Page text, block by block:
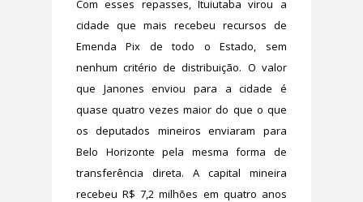
Com esses repasses, Ituiutaba virou a
cidade que mais recebeu recursos de
Emenda Pix de todo o Estado, sem
nenhum critério de distribuição. O valor
que Janones enviou para a cidade é
quase quatro vezes maior do que o que
os deputados mineiros enviaram para
Belo Horizonte pela mesma forma de
transferência direta. A capital mineira
recebeu R$ 7,2 milhões em quatro anos